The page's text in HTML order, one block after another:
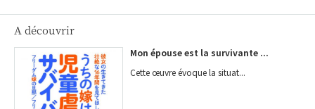
A découvrir
Mon épouse est la survivante ...
Cette œuvre évoque la situat...